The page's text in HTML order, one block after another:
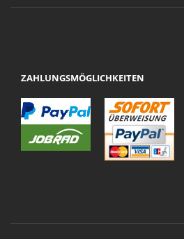
ZAHLUNGSMÖGLICHKEITEN